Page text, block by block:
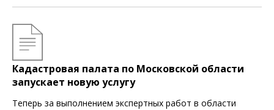
Кадастровая палата по Московской области
запускает новую услугу
Теперь за выполнением экспертных работ в области